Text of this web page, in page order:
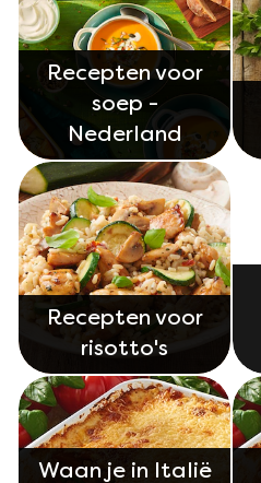
Recepten voor
soep -
Nederland
Recepten voor
risotto's
Waan je in Italië